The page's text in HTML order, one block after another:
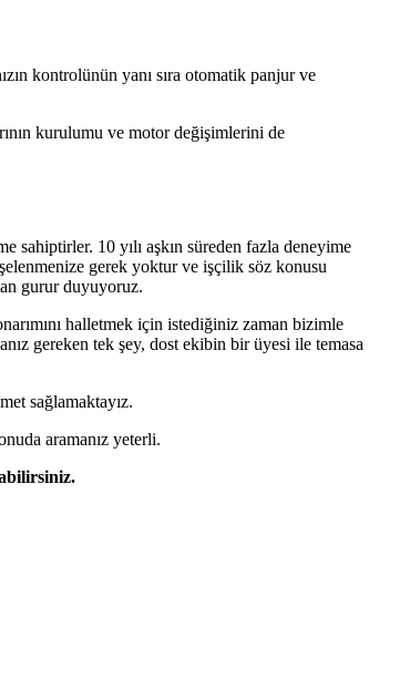
kontrolünün yanı sıra otomatik panjur ve
kurulumu ve motor değişimlerini de
sahiptirler. 10 yılı aşkın süreden fazla deneyime
gerek yoktur ve işçilik söz konusu
gurur duyuyoruz.
halletmek için istediğiniz zaman bizimle
gereken tek şey, dost ekibin bir üyesi ile temasa
sağlamaktayız.
aramanız yeterli.